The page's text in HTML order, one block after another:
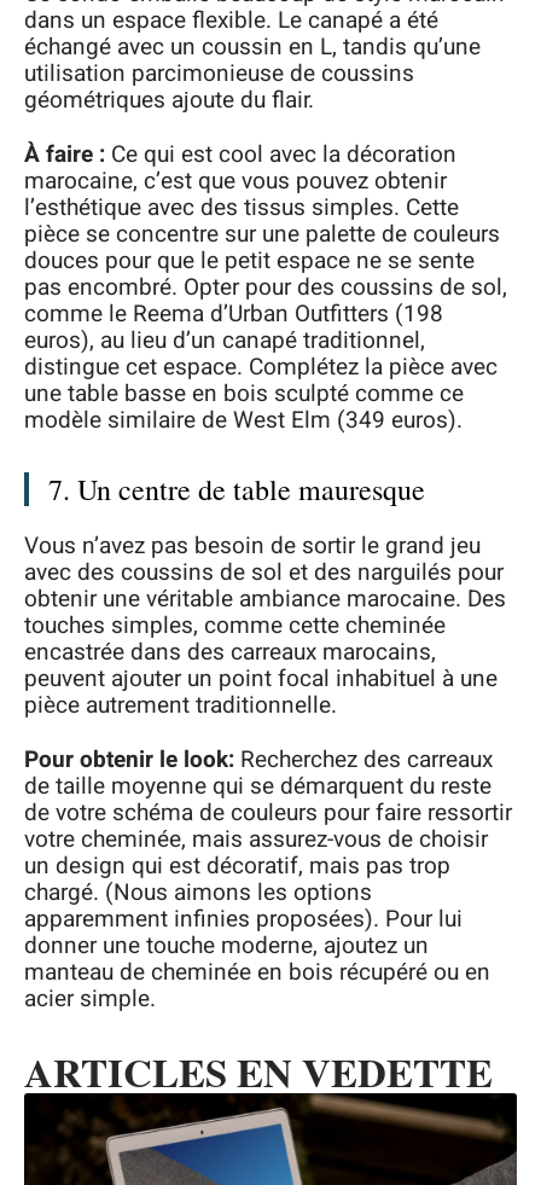
dans un espace flexible. Le canapé a été
échangé avec un coussin en L, tandis qu’une
utilisation parcimonieuse de coussins
géométriques ajoute du flair.
À faire : Ce qui est cool avec la décoration
marocaine, c’est que vous pouvez obtenir
l’esthétique avec des tissus simples. Cette
pièce se concentre sur une palette de couleurs
douces pour que le petit espace ne se sente
pas encombré. Opter pour des coussins de sol,
comme le Reema d’Urban Outfitters (198
euros), au lieu d’un canapé traditionnel,
distingue cet espace. Complétez la pièce avec
une table basse en bois sculpté comme ce
modèle similaire de West Elm (349 euros).
7. Un centre de table mauresque
Vous n’avez pas besoin de sortir le grand jeu
avec des coussins de sol et des narguilés pour
obtenir une véritable ambiance marocaine. Des
touches simples, comme cette cheminée
encastrée dans des carreaux marocains,
peuvent ajouter un point focal inhabituel à une
pièce autrement traditionnelle.
Pour obtenir le look: Recherchez des carreaux
de taille moyenne qui se démarquent du reste
de votre schéma de couleurs pour faire ressortir
votre cheminée, mais assurez-vous de choisir
un design qui est décoratif, mais pas trop
chargé. (Nous aimons les options
apparemment infinies proposées). Pour lui
donner une touche moderne, ajoutez un
manteau de cheminée en bois récupéré ou en
acier simple.
ARTICLES EN VEDETTE